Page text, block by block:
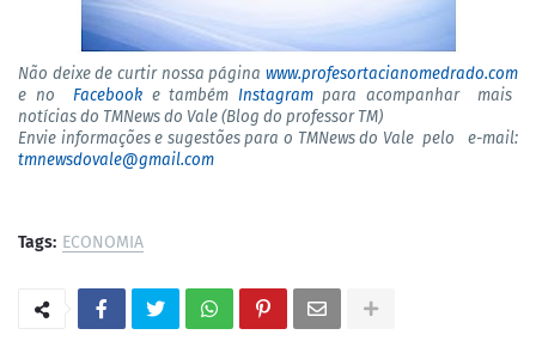
Não deixe de curtir nossa página www.profesortacianomedrado.com
e no Facebooke também Instagrampara acompanhar mais
notícias do TMNews do Vale (Blog do professor TM)
Envie informações e sugestões para o TMNews do Vale pelo e-mail:
tmnewsdovale@gmail.com
Tags: ECONOMIA